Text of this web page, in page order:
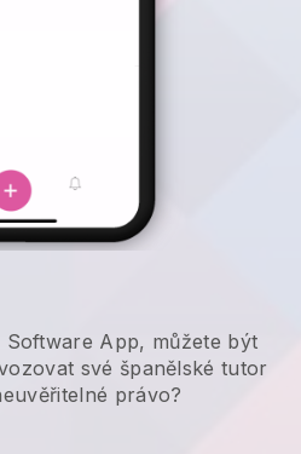
Software App, můžete být
své španělské tutor
právo?